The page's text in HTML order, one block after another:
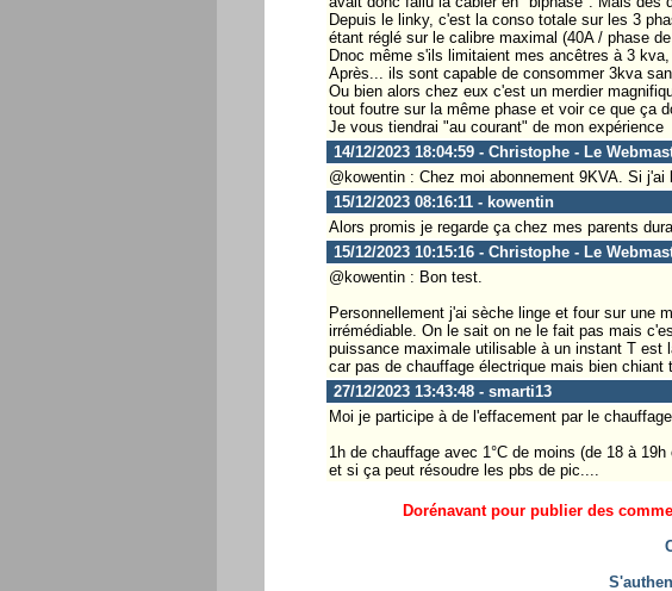
Depuis le linky, c'est la conso totale sur les 3
étant réglé sur le calibre maximal (40A / phase
Dnoc même s'ils limitaient mes ancêtres à 3
Après... ils sont capable de consommer 3kva
Ou bien alors chez eux c'est un merdier
tout foutre sur la même phase et voir ce que ça
Je vous tiendrai "au courant" de mon expérience
14/12/2023 18:04:59 - Christophe - Le
@kowentin : Chez moi abonnement 9KVA. Si
15/12/2023 08:16:11 - kowentin
Alors promis je regarde ça chez mes parents
15/12/2023 10:15:16 - Christophe - Le
@kowentin : Bon test.
Personnellement j'ai sèche linge et four sur une
irrémédiable. On le sait on ne le fait pas mais
puissance maximale utilisable à un instant T est
car pas de chauffage électrique mais bien chiant
27/12/2023 13:43:48 - smarti13
Moi je participe à de l'effacement par le
1h de chauffage avec 1°C de moins (de 18 à
et si ça peut résoudre les pbs de pic....
Dorénavant pour publier des